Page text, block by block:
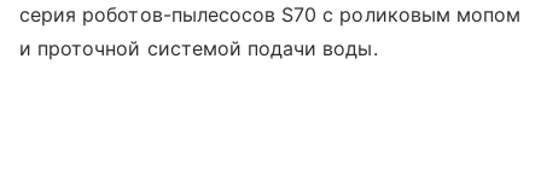
серия роботов-пылесосов S70 с роликовым мопом
и проточной системой подачи воды.